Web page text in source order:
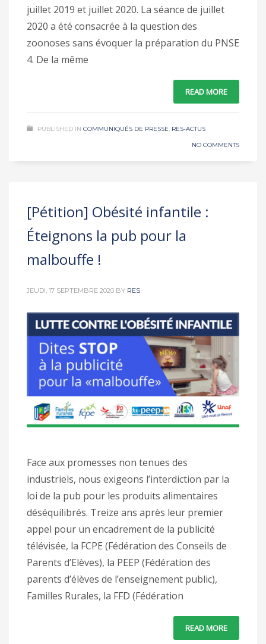
juillet 2019 et juillet 2020. La séance de juillet
2020 a été consacrée à la question des
zoonoses sans évoquer la préparation du PNSE
4. De la même
READ MORE
PUBLISHED IN COMMUNIQUÉS DE PRESSE, RES-ACTUS
NO COMMENTS
[Pétition] Obésité infantile :
Éteignons la pub pour la
malbouffe !
JEUDI, 17 SEPTEMBRE 2020 BY RES
Face aux promesses non tenues des
industriels, nous exigeons l’interdiction par la
loi de la pub pour les produits alimentaires
déséquilibrés. Treize ans après leur premier
appel pour un encadrement de la publicité
télévisée, la FCPE (Fédération des Conseils de
Parents d’Elèves), la PEEP (Fédération des
parents d’élèves de l’enseignement public),
Familles Rurales, la FFD (Fédération
READ MORE